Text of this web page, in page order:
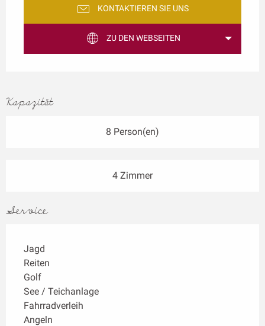
KONTAKTIEREN SIE UNS
ZU DEN WEBSEITEN
Kapazität
8 Person(en)
4 Zimmer
Service
Jagd
Reiten
Golf
See / Teichanlage
Fahrradverleih
Angeln